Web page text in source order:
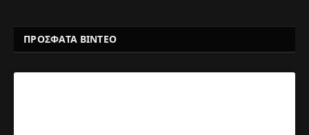
ΠΡΟΣΦΑΤΑ ΒΙΝΤΕΟ